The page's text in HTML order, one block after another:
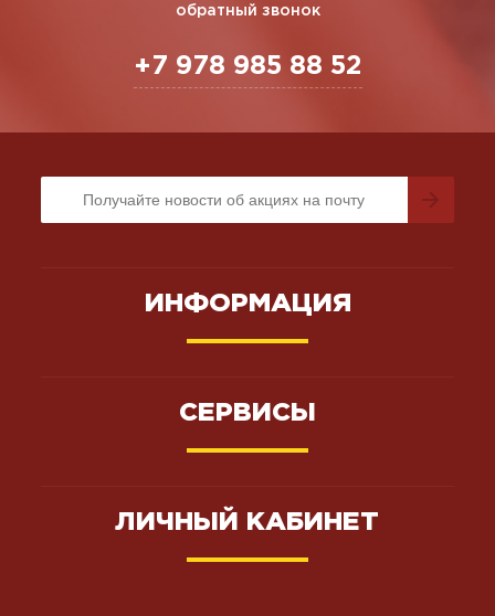
обратный звонок
+7 978 985 88 52
ИНФОРМАЦИЯ
СЕРВИСЫ
ЛИЧНЫЙ КАБИНЕТ